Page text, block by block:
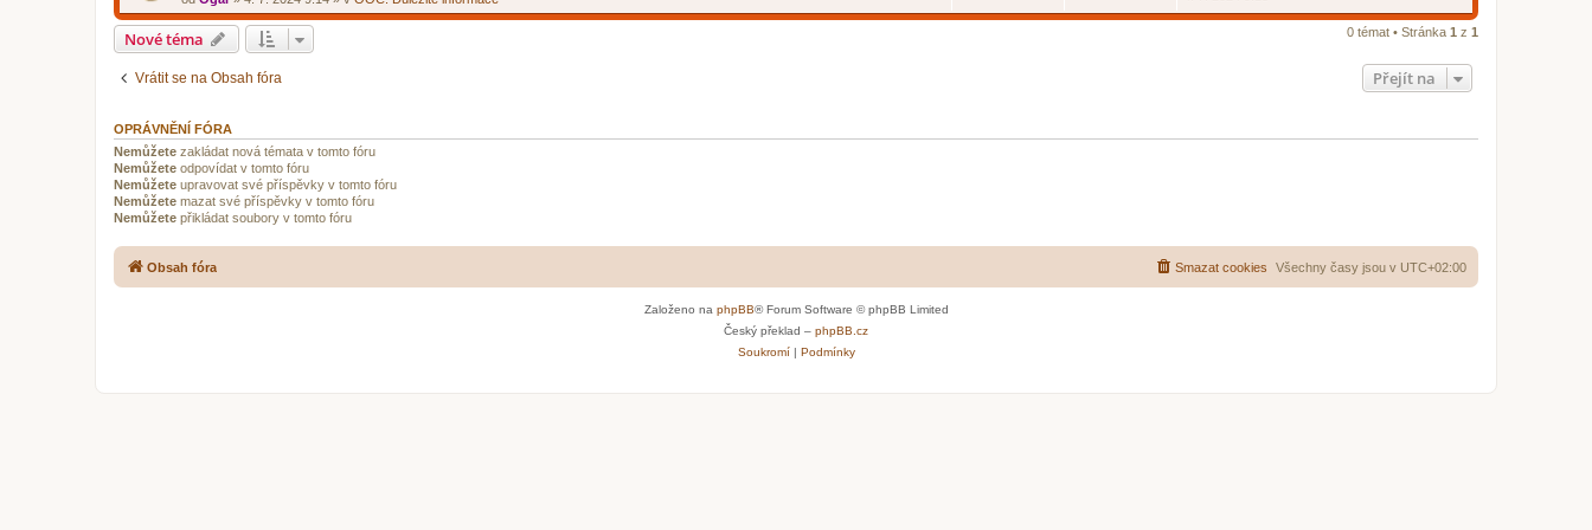
d
v
Nové téma 0 témat • Stránka 1 z 1
Vrátit se na Obsah fóra Přejít na
OPRÁVNĚNÍ FÓRA
Nemůžete zakládat nová témata v tomto fóru
Nemůžete odpovídat v tomto fóru
Nemůžete upravovat své příspěvky v tomto fóru
Nemůžete mazat své příspěvky v tomto fóru
Nemůžete přikládat soubory v tomto fóru
Obsah fóra Všechny časy jsou v UTC+02:00
Smazat cookies
Založeno na phpBB® Forum Software © phpBB Limited
Český překlad – phpBB.cz
Soukromí| Podmínky